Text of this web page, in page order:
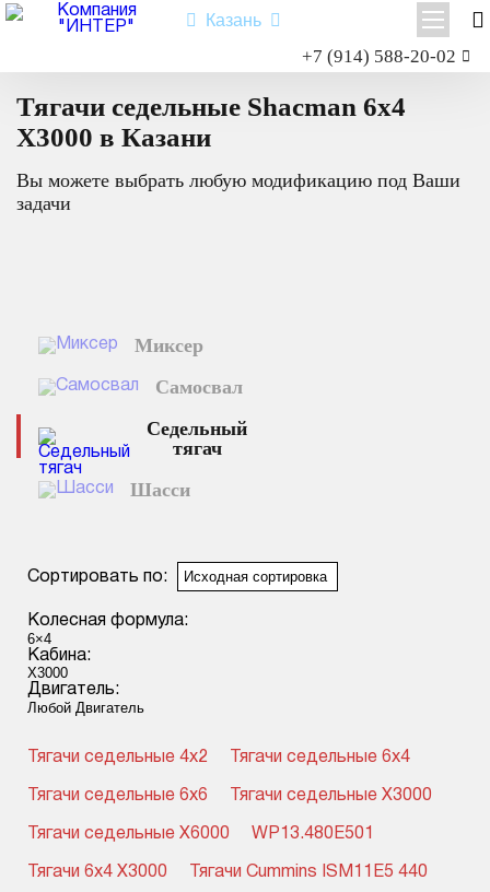
Казань
+7 (914) 588-20-02
Shacman X3000
Shacman X6000
Самосвал
Седельный тягач
Назначение: для перевозки сыпучих грузов; для перевозки
для установки на грузовую платформу различного
оборудования для коммунального и сельского хозяйства.
Седельный тягач
Тягачи седельные Shacman 6x4
X3000 в Казани
Вы можете выбрать любую модификацию под Ваши
задачи
Миксер
Самосвал
Седельный
тягач
Шасси
Сортировать по:
Колесная формула:
Кабина:
Двигатель:
Тягачи седельные 4x2 Тягачи седельные 6x4
Тягачи седельные 6x6 Тягачи седельные X3000
Тягачи седельные X6000 WP13.480E501
Тягачи 6x4 X3000 Тягачи Cummins ISM11E5 440